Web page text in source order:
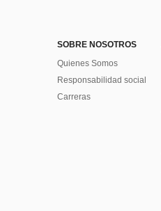
SOBRE NOSOTROS
Quienes Somos
Responsabilidad social
Carreras